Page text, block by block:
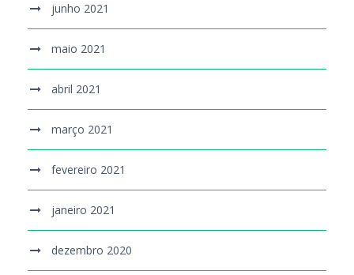
junho 2021
maio 2021
abril 2021
março 2021
fevereiro 2021
janeiro 2021
dezembro 2020